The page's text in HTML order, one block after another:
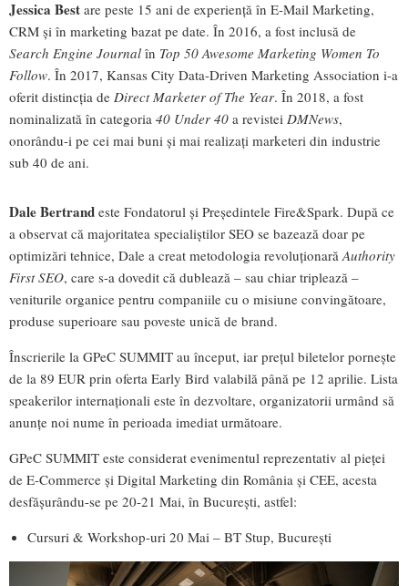
Jessica Best are peste 15 ani de experiență în E-Mail Marketing,
CRM și în marketing bazat pe date. În 2016, a fost inclusă de
Search Engine Journal în Top 50 Awesome Marketing Women To
Follow. În 2017, Kansas City Data-Driven Marketing Association i-a
oferit distincția de Direct Marketer of The Year. În 2018, a fost
nominalizată în categoria 40 Under 40 a revistei DMNews,
onorându-i pe cei mai buni și mai realizați marketeri din industrie
sub 40 de ani.
Dale Bertrand este Fondatorul și Președintele Fire&Spark. După ce
a observat că majoritatea specialiștilor SEO se bazează doar pe
optimizări tehnice, Dale a creat metodologia revoluționarăAuthority
First SEO, care s-a dovedit că dublează – sau chiar triplează –
veniturile organice pentru companiile cu o misiune convingătoare,
produse superioare sau poveste unică de brand.
Înscrierile la GPeC SUMMIT au început, iar prețul biletelor pornește
de la 89 EUR prin oferta Early Bird valabilă până pe 12 aprilie. Lista
speakerilor internaționali este în dezvoltare, organizatorii urmând să
anunțe noi nume în perioada imediat următoare.
GPeC SUMMIT este considerat evenimentul reprezentativ al pieței
de E-Commerce și Digital Marketing din România și CEE, acesta
desfășurându-se pe 20-21 Mai, în București, astfel:
Cursuri & Workshop-uri 20 Mai – BT Stup, București